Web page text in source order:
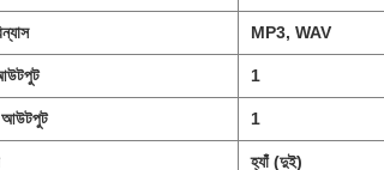
MP3, WAV
1
1
হ্যাঁ (দুই)